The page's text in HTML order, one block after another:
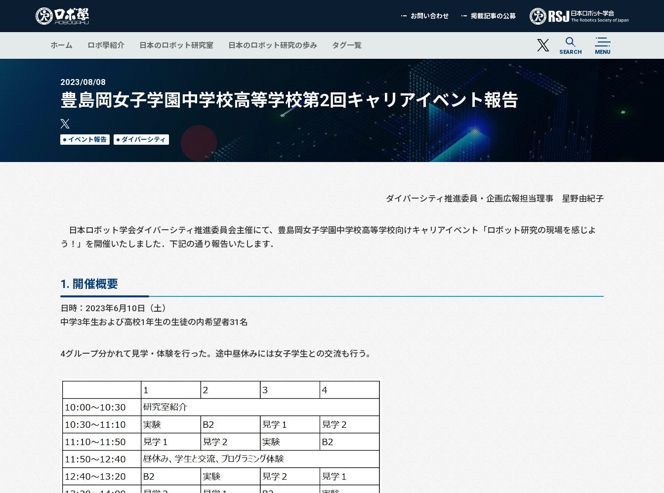
お問い合わせ 掲載記事の公募
ホーム ロボ學紹介 日本のロボット研究室 日本のロボット研究の歩み タグ一覧
SEARCH MENU
2023/08/08
豊島岡女子学園中学校高等学校第2回キャリアイベント報告
イベント報告 ダイバーシティ
ダイバーシティ推進委員・企画広報担当理事 星野由紀子
日本ロボット学会ダイバーシティ推進委員会主催にて、豊島岡女子学園中学校高等学校向けキャリアイベント「ロボット研究の現場を感じよ
う！」を開催いたしました．下記の通り報告いたします．
1. 開催概要
日時：2023年6月10日（土）
中学3年生および高校1年生の生徒の内希望者31名
4グループ分かれて見学・体験を行った。途中昼休みには女子学生との交流も行う。